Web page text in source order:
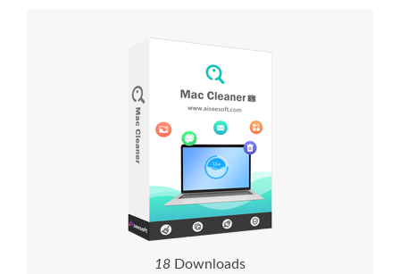
18 Downloads